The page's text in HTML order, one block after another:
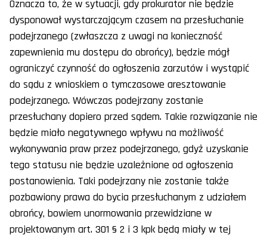
Oznacza to, że w sytuacji, gdy prokurator nie będzie
dysponował wystarczającym czasem na przesłuchanie
podejrzanego (zwłaszcza z uwagi na konieczność
zapewnienia mu dostępu do obrońcy), będzie mógł
ograniczyć czynność do ogłoszenia zarzutów i wystąpić
do sądu z wnioskiem o tymczasowe aresztowanie
podejrzanego. Wówczas podejrzany zostanie
przesłuchany dopiero przed sądem. Takie rozwiązanie nie
będzie miało negatywnego wpływu na możliwość
wykonywania praw przez podejrzanego, gdyż uzyskanie
tego statusu nie będzie uzależnione od ogłoszenia
postanowienia. Taki podejrzany nie zostanie także
pozbawiony prawa do bycia przesłuchanym z udziałem
obrońcy, bowiem unormowania przewidziane w
projektowanym art. 301 § 2 i 3 kpk będą miały w tej